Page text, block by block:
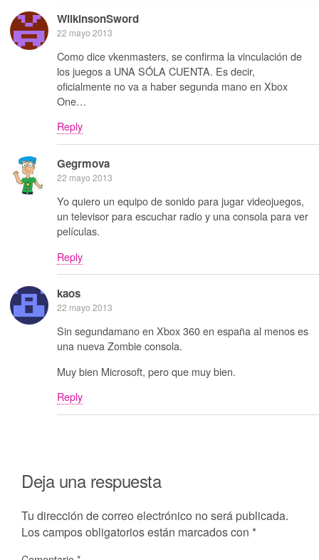
WilkinsonSword
22 mayo 2013
Como dice vkenmasters, se confirma la vinculación de
los juegos a UNA SÓLA CUENTA. Es decir,
oficialmente no va a haber segunda mano en Xbox
One…
Reply
Gegrmova
22 mayo 2013
Yo quiero un equipo de sonido para jugar videojuegos,
un televisor para escuchar radio y una consola para ver
películas.
Reply
kaos
22 mayo 2013
Sin segundamano en Xbox 360 en españa al menos es
una nueva Zombie consola.
Muy bien Microsoft, pero que muy bien.
Reply
Deja una respuesta
Tu dirección de correo electrónico no será publicada.
Los campos obligatorios están marcados con *